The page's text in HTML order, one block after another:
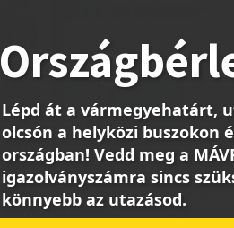
Lépd át a vármegyehatárt,
olcsón a helyközi buszokon
országban! Vedd meg a
igazolványszámra sincs
könnyebb az utazásod.